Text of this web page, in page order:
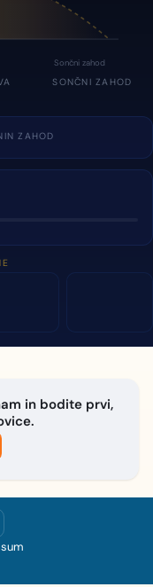
Sončni zahod
SONČNI ZAHOD
ZAHOD
in bodite prvi,